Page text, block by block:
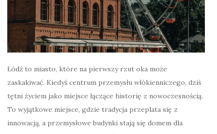
Łódź to miasto, które na pierwszy rzut oka może
zaskakiwać. Kiedyś centrum przemysłu włókienniczego, dziś
tętni życiem jako miejsce łączące historię z nowoczesnością.
To wyjątkowe miejsce, gdzie tradycja przeplata się z
innowacją, a przemysłowe budynki stają się domem dla